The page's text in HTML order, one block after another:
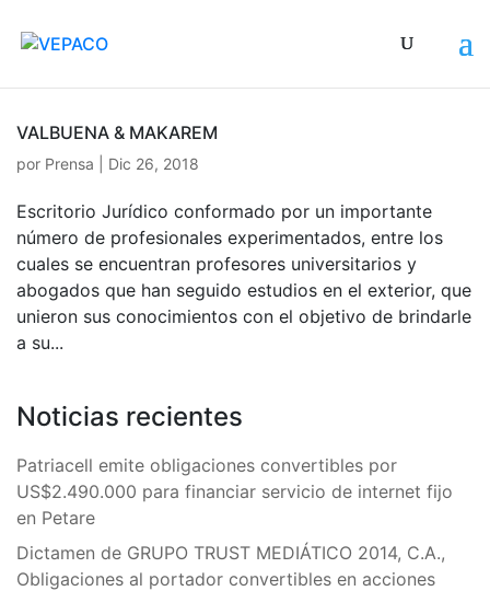
VALBUENA & MAKAREM
por Prensa Dic 26, 2018
Escritorio Jurídico conformado por un importante
número de profesionales experimentados, entre los
cuales se encuentran profesores universitarios y
abogados que han seguido estudios en el exterior, que
unieron sus conocimientos con el objetivo de brindarle
a su...
Noticias recientes
Patriacell emite obligaciones convertibles por
US$2.490.000 para financiar servicio de internet fijo
en Petare
Dictamen de GRUPO TRUST MEDIÁTICO 2014, C.A.,
Obligaciones al portador convertibles en acciones